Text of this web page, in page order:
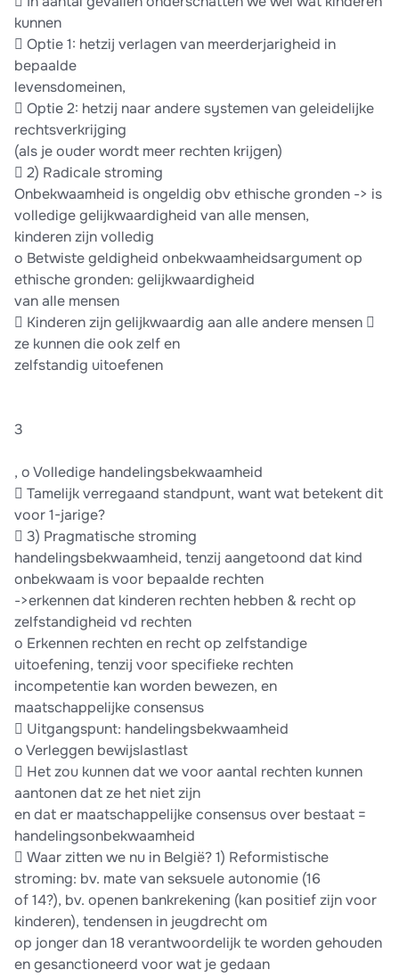
kunnen
 Optie 1: hetzij verlagen van meerderjarigheid in
bepaalde
levensdomeinen,
 Optie 2: hetzij naar andere systemen van geleidelijke
rechtsverkrijging
(als je ouder wordt meer rechten krijgen)
 2) Radicale stroming
Onbekwaamheid is ongeldig obv ethische gronden -> is
volledige gelijkwaardigheid van alle mensen,
kinderen zijn volledig
o Betwiste geldigheid onbekwaamheidsargument op
ethische gronden: gelijkwaardigheid
van alle mensen
 Kinderen zijn gelijkwaardig aan alle andere mensen 
ze kunnen die ook zelf en
zelfstandig uitoefenen
3
, o Volledige handelingsbekwaamheid
 Tamelijk verregaand standpunt, want wat betekent dit
voor 1-jarige?
 3) Pragmatische stroming
handelingsbekwaamheid, tenzij aangetoond dat kind
onbekwaam is voor bepaalde rechten
->erkennen dat kinderen rechten hebben & recht op
zelfstandigheid vd rechten
o Erkennen rechten en recht op zelfstandige
uitoefening, tenzij voor specifieke rechten
incompetentie kan worden bewezen, en
maatschappelijke consensus
 Uitgangspunt: handelingsbekwaamheid
o Verleggen bewijslastlast
 Het zou kunnen dat we voor aantal rechten kunnen
aantonen dat ze het niet zijn
en dat er maatschappelijke consensus over bestaat =
handelingsonbekwaamheid
 Waar zitten we nu in België? 1) Reformistische
stroming: bv. mate van seksuele autonomie (16
of 14?), bv. openen bankrekening (kan positief zijn voor
kinderen), tendensen in jeugdrecht om
op jonger dan 18 verantwoordelijk te worden gehouden
en gesanctioneerd voor wat je gedaan